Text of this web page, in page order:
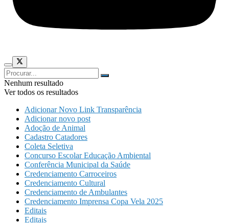
Nenhum resultado
Ver todos os resultados
Adicionar Novo Link Transparência
Adicionar novo post
Adoção de Animal
Cadastro Catadores
Coleta Seletiva
Concurso Escolar Educação Ambiental
Conferência Municipal da Saúde
Credenciamento Carroceiros
Credenciamento Cultural
Credenciamento de Ambulantes
Credenciamento Imprensa Copa Vela 2025
Editais
Editais